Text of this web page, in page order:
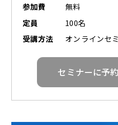
参加費
無料
定員
100名
受講方法
オンラインセ
セミナーに予